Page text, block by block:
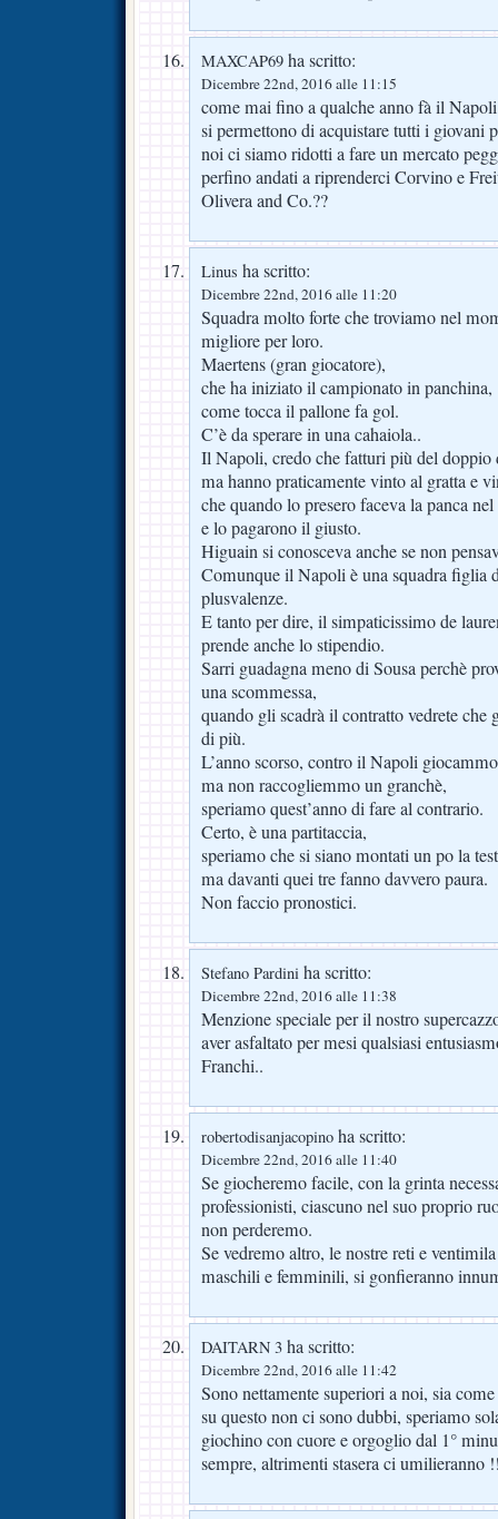
MAXCAP69 ha scritto:
Dicembre 22nd, 2016 alle 11:15
come mai fino a qualche anno fà il
si permettono di acquistare tutti i giovani
noi ci siamo ridotti a fare un mercato
perfino andati a riprenderci Corvino e
Olivera and Co.??
Linus ha scritto:
Dicembre 22nd, 2016 alle 11:20
Squadra molto forte che troviamo nel
migliore per loro.
Maertens (gran giocatore),
che ha iniziato il campionato in panchina,
come tocca il pallone fa gol.
C’è da sperare in una cahaiola..
Il Napoli, credo che fatturi più del doppio
ma hanno praticamente vinto al gratta e
che quando lo presero faceva la panca
e lo pagarono il giusto.
Higuain si conosceva anche se non
Comunque il Napoli è una squadra figlia
plusvalenze.
E tanto per dire, il simpaticissimo de
prende anche lo stipendio.
Sarri guadagna meno di Sousa perchè
una scommessa,
quando gli scadrà il contratto vedrete che
di più.
L’anno scorso, contro il Napoli
ma non raccogliemmo un granchè,
speriamo quest’anno di fare al contrario.
Certo, è una partitaccia,
speriamo che si siano montati un po la
ma davanti quei tre fanno davvero paura.
Non faccio pronostici.
Stefano Pardini ha scritto:
Dicembre 22nd, 2016 alle 11:38
Menzione speciale per il nostro
aver asfaltato per mesi qualsiasi
Franchi..
robertodisanjacopino ha scritto:
Dicembre 22nd, 2016 alle 11:40
Se giocheremo facile, con la grinta
professionisti, ciascuno nel suo proprio
non perderemo.
Se vedremo altro, le nostre reti e
maschili e femminili, si gonfieranno
DAITARN 3 ha scritto:
Dicembre 22nd, 2016 alle 11:42
Sono nettamente superiori a noi, sia
su questo non ci sono dubbi, speriamo
giochino con cuore e orgoglio dal 1°
sempre, altrimenti stasera ci